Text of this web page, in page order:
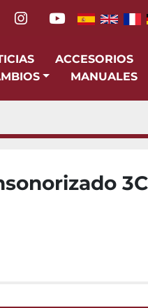
instagram
youtube
ACCESORIOS
MANUALES